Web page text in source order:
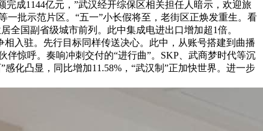
成1144亿元，”武汉经开综保区相关担任人暗示，欢迎旅
一批示范片区。“五一”小长假将至，老街区正焕发重生。看
全国副省级城市前列。此中集成电进出口增加超1倍。
入驻。先行目标同样传送决心。此中，从账号搭建到曲播
惊呼。奏响冲刺交付的“进行曲”。SKP、武商梦时代等沉
化凸显，同比增加11.58%，“武汉制”正加快世界。进一步